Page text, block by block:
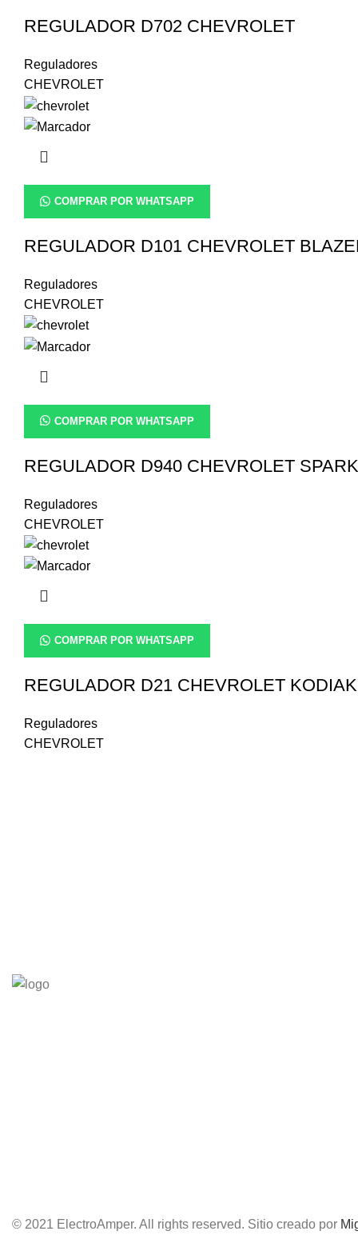
REGULADOR D702 CHEVROLET
Reguladores
CHEVROLET
COMPRAR POR WHATSAPP
REGULADOR D101 CHEVROLET
Reguladores
CHEVROLET
COMPRAR POR WHATSAPP
REGULADOR D940 CHEVROLET SPARK
Reguladores
CHEVROLET
COMPRAR POR WHATSAPP
REGULADOR D21 CHEVROLET
Reguladores
CHEVROLET
© 2021 ElectroAmper. All rights reserved. Sitio creado por